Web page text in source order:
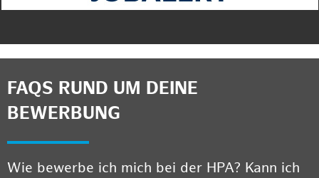
FAQS RUND UM DEINE
BEWERBUNG
Wie bewerbe ich mich bei der HPA? Kann ich